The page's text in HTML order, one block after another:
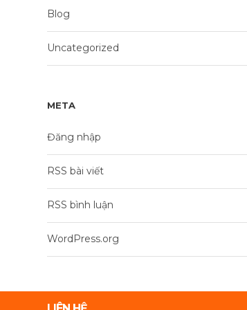
Blog
Uncategorized
META
Đăng nhập
RSS bài viết
RSS bình luận
WordPress.org